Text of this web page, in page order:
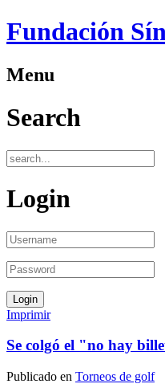
Fundación
Menu
Search
Login
Imprimir
Se colgó el "no hay
Publicado en Torneos de golf